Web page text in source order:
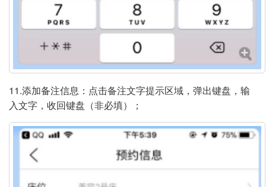
11.添加备注信息：点击备注文字提示区域，弹出键盘，输
入文字，收回键盘（非必填）；